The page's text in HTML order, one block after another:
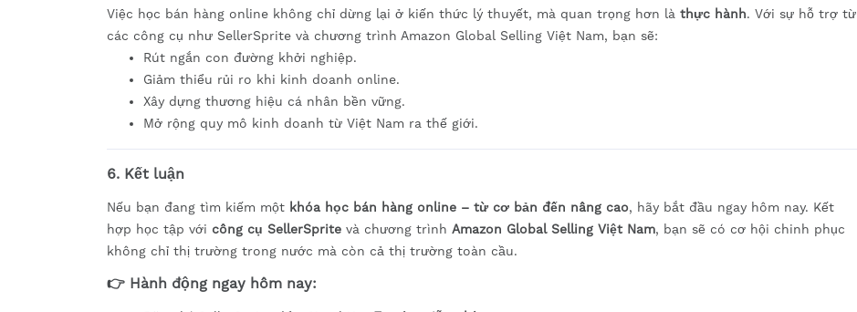
Việc học bán hàng online không chỉ dừng lại ở kiến thức lý thuyết, mà quan trọng hơn là thực hành. Với sự hỗ trợ từ
các công cụ như SellerSprite và chương trình Amazon Global Selling Việt Nam, bạn sẽ:
Rút ngắn con đường khởi nghiệp.
Giảm thiểu rủi ro khi kinh doanh online.
Xây dựng thương hiệu cá nhân bền vững.
Mở rộng quy mô kinh doanh từ Việt Nam ra thế giới.
6. Kết luận
Nếu bạn đang tìm kiếm một khóa học bán hàng online – từ cơ bản đến nâng cao, hãy bắt đầu ngay hôm nay. Kết
hợp học tập với công cụ SellerSprite và chương trình Amazon Global Selling Việt Nam, bạn sẽ có cơ hội chinh phục
không chỉ thị trường trong nước mà còn cả thị trường toàn cầu.
👉 Hành động ngay hôm nay: